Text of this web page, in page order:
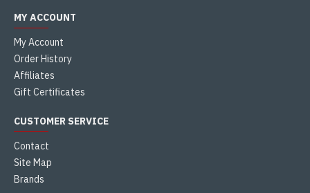
MY ACCOUNT
My Account
Order History
Affiliates
Gift Certificates
CUSTOMER SERVICE
Contact
Site Map
Brands